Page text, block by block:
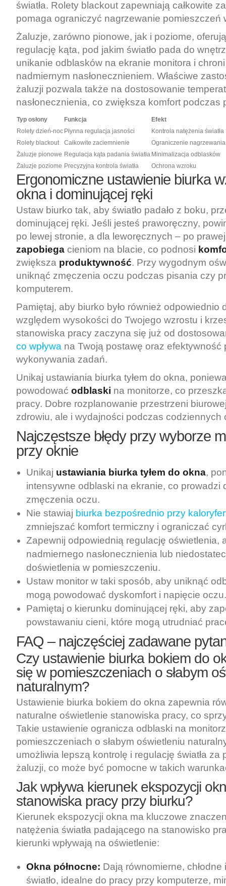
światła. Rolety blackout zapewniają całkowite
pomaga ograniczyć nagrzewanie pomieszczeń
Żaluzje, zarówno pionowe, jak i poziome,
regulację kąta, pod jakim światło pada do
unikanie odblasków na ekranie monitora i
nadmiernym nasłonecznieniem. Właściwe
żaluzji pozwala także na dostosowanie
nasłonecznienia, co zwiększa komfort podczas
Typ osłony Funkcja
Efekt
Rolety dzień-noc Płynna regulacja jasności
Kontrola natężenia światła
Rolety blackout
Całkowite zaciemnienie
Ograniczenie nagrzewania
Żaluzje pionowe Regulacja kąta padania światła Minimalizacja odblasków
Żaluzje poziome Precyzyjna kontrola światła Ochrona wzroku
Ergonomiczne ustawienie biurka
okna i dominującej ręki
Ustaw biurko tak, aby światło padało z boku,
dominującej ręki. Jeśli jesteś praworęczny,
po lewej stronie, a dla leworęcznych – po
zapobiega cieniom na blacie, co podnosi
zwiększa produktywność. Przy wygodnym
uniknąć zmęczenia oczu podczas pisania czy
komputerem.
Pamiętaj, aby biurko było również odpowiednio
względem wysokości do Twojego wzrostu i
stanowiska pracy zaczyna się już od
co wpływa na Twoją postawę oraz efektywność
wykonywania zadań.
Unikaj ustawiania biurka tyłem do okna,
powodować odblaski na monitorze, co
pracy. Dobre rozplanowanie przestrzeni
zdrowiu, ale i wydajności podczas codziennych
Najczęstsze błędy przy wyborze
przy oknie
Unikaj ustawiania biurka tyłem do okna,
intensywne odblaski na ekranie, co prowadzi
zmęczenia oczu.
Nie stawiaj biurka bezpośrednio przy
zmniejszać komfort termiczny i ograniczać
Zapewnij odpowiednią regulację oświetlenia,
nadmiernego nasłonecznienia lub
doświetlenia w pomieszczeniu.
Ustaw monitor w taki sposób, aby uniknąć
mogą powodować dyskomfort i napięcie oczu.
Pamiętaj o kierunku dominującej ręki, aby
powstawaniu cieni, które mogą utrudniać
FAQ – najczęściej zadawane
Czy ustawienie biurka bokiem do
się w pomieszczeniach o słabym
naturalnym?
Ustawienie biurka bokiem do okna zapewnia
naturalne oświetlenie stanowiska pracy, co
Takie ustawienie ogranicza odblaski na
pomieszczeniach o słabym oświetleniu
umożliwia lepszą kontrolę i regulację światła za
żaluzji, co może być pomocne w takich
Jak wpływa kierunek ekspozycji
stanowiska pracy przy biurku?
Kierunek ekspozycji okna ma kluczowe
natężenia światła padającego na stanowisko
kierunki wpływają na oświetlenie:
Okna północne: Dają równomierne,
światło, idealne do pracy przy komputerze,